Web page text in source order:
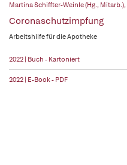
Martina Schiffter-Weinle (Hg., Mitarb.),
Coronaschutzimpfung
Arbeitshilfe für die Apotheke
2022 | Buch - Kartoniert
2022 | E-Book - PDF